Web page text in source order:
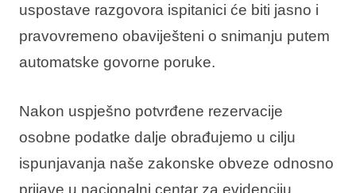
uspostave razgovora ispitanici će biti jasno i
pravovremeno obaviješteni o snimanju putem
automatske govorne poruke.
Nakon uspješno potvrđene rezervacije
osobne podatke dalje obrađujemo u cilju
ispunjavanja naše zakonske obveze odnosno
prijave u nacionalni centar za evidenciju